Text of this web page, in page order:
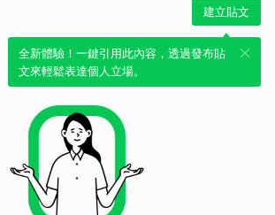
建立貼文
全新體驗！一鍵引用此內容，透過發布貼
文來輕鬆表達個人立場。